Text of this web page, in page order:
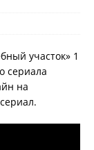
участок» 1
сериала
на